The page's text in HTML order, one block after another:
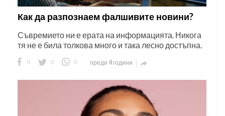
Как да разпознаем фалшивите новини?
Съвремието ни е ерата на информацията. Никога
тя не е била толкова много и така лесно достъпна.
0 0 0 преди 4 години 